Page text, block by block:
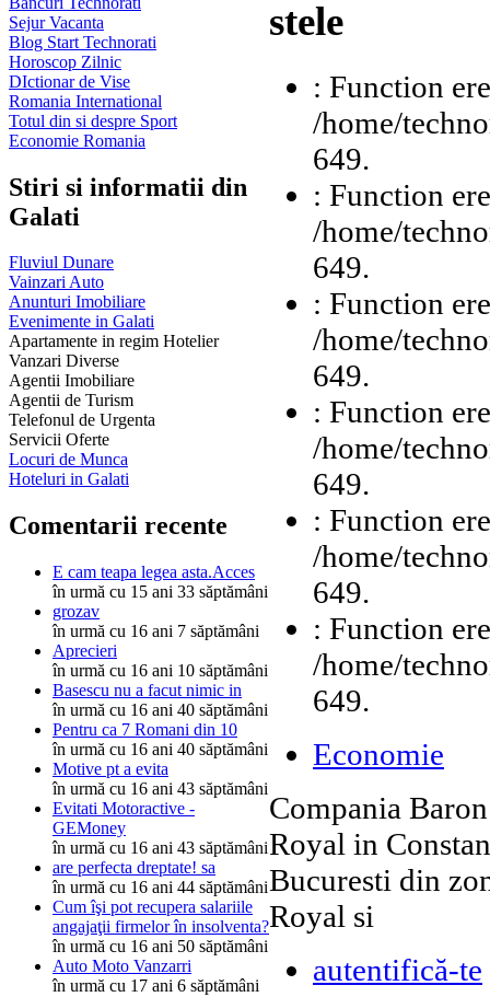
Sejur Vacanta
Blog Start Technorati
Horoscop Zilnic
DIctionar de Vise
Romania International
Totul din si despre Sport
Economie Romania
Stiri si informatii din
Galati
Fluviul Dunare
Vainzari Auto
Anunturi Imobiliare
Evenimente in Galati
Apartamente in regim Hotelier
Vanzari Diverse
Agentii Imobiliare
Agentii de Turism
Telefonul de Urgenta
Servicii Oferte
Locuri de Munca
Hoteluri in Galati
Comentarii recente
E cam teapa legea asta.Acces
în urmă cu 15 ani 33 săptămâni
grozav
în urmă cu 16 ani 7 săptămâni
Aprecieri
în urmă cu 16 ani 10 săptămâni
Basescu nu a facut nimic in
în urmă cu 16 ani 40 săptămâni
Pentru ca 7 Romani din 10
în urmă cu 16 ani 40 săptămâni
Motive pt a evita
în urmă cu 16 ani 43 săptămâni
Evitati Motoractive -
GEMoney
în urmă cu 16 ani 43 săptămâni
are perfecta dreptate! sa
în urmă cu 16 ani 44 săptămâni
Cum îşi pot recupera salariile
angajaţii firmelor în insolventa?
în urmă cu 16 ani 50 săptămâni
Auto Moto Vanzarri
în urmă cu 17 ani 6 săptămâni
stele
: Function
/home/
649.
: Function
/home/
649.
: Function
/home/
649.
: Function
/home/
649.
: Function
/home/
649.
: Function
/home/
649.
Economie
Compania
Royal in
Bucuresti din
Royal si
autentifică-te